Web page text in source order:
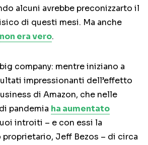
alcuni avrebbe preconizzarto il
di questi mesi. Ma anche
non era vero.
company: mentre iniziano a
impressionanti dell’effetto
di Amazon, che nelle
pandemia ha aumentato
introiti – e con essi la
proprietario, Jeff Bezos – di circa